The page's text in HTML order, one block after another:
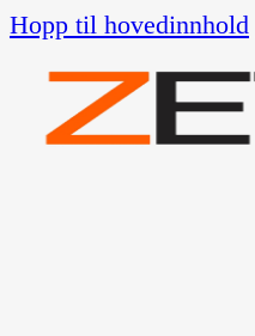
Hopp til hovedinnhold